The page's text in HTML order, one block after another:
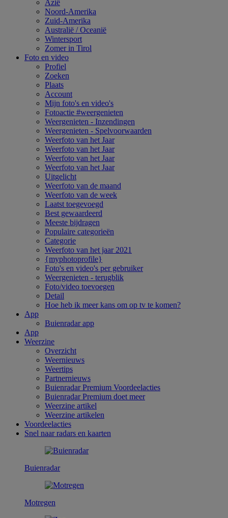
Azië
Noord-Amerika
Zuid-Amerika
Australië / Oceanië
Wintersport
Zomer in Tirol
Foto en video
Profiel
Zoeken
Plaats
Account
Mijn foto's en video's
Fotoactie #weergenieten
Weergenieten - Inzendingen
Weergenieten - Spelvoorwaarden
Weerfoto van het Jaar
Weerfoto van het Jaar
Weerfoto van het Jaar
Weerfoto van het Jaar
Uitgelicht
Weerfoto van de maand
Weerfoto van de week
Laatst toegevoegd
Best gewaardeerd
Meeste bijdragen
Populaire categorieën
Categorie
Weerfoto van het jaar 2021
{myphotoprofile}
Foto's en video's per gebruiker
Weergenieten - terugblik
Foto/video toevoegen
Detail
Hoe heb ik meer kans om op tv te komen?
App
Buienradar app
App
Weerzine
Overzicht
Weernieuws
Weertips
Partnernieuws
Buienradar Premium Voordeelacties
Buienradar Premium doet meer
Weerzine artikel
Weerzine artikelen
Voordeelacties
Snel naar radars en kaarten
Buienradar
Motregen